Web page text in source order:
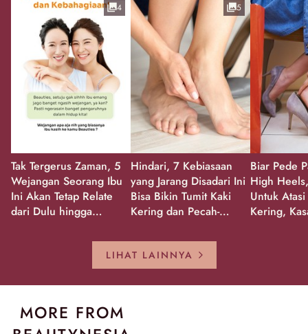
Tak Tergerus Zaman, 5
Wejangan Seorang Ibu
Ini Akan Tetap Relate
dari Dulu hingga
4
Hindari, 7 Kebiasaan
yang Jarang Disadari Ini
Bisa Bikin Tumit Kaki
Kering dan Pecah-
5
Biar Pede
High
Untuk
Kering,
LIHAT LAINNYA
MORE FROM